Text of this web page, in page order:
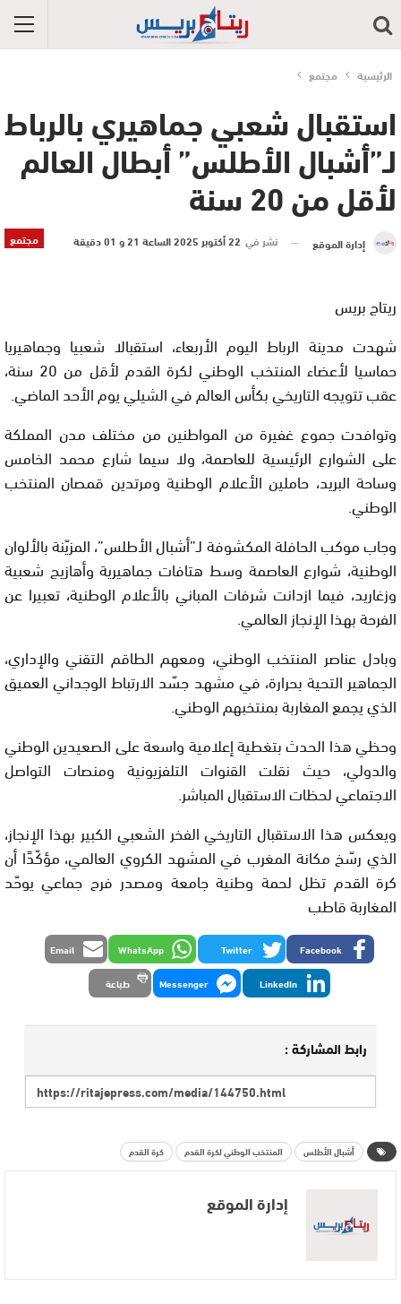
الرئيسية مجتمع
استقبال شعبي جماهيري بالرباط
لـ”أشبال الأطلس” أبطال العالم
لأقل من 20 سنة
مجتمع إدارة الموقع نشر في 22 أكتوبر 2025 الساعة 21 و 01 دقيقة
ريتاج بريس
شهدت مدينة الرباط اليوم الأربعاء، استقبالا شعبيا وجماهيريا
حماسيا لأعضاء المنتخب الوطني لكرة القدم لأقل من 20 سنة،
عقب تتويجه التاريخي بكأس العالم في الشيلي يوم الأحد الماضي.
وتوافدت جموع غفيرة من المواطنين من مختلف مدن المملكة
على الشوارع الرئيسية للعاصمة، ولا سيما شارع محمد الخامس
وساحة البريد، حاملين الأعلام الوطنية ومرتدين قمصان المنتخب
الوطني.
وجاب موكب الحافلة المكشوفة لـ”أشبال الأطلس”، المزيّنة بالألوان
الوطنية، شوارع العاصمة وسط هتافات جماهيرية وأهازيج شعبية
وزغاريد، فيما ازدانت شرفات المباني بالأعلام الوطنية، تعبيرا عن
الفرحة بهذا الإنجاز العالمي.
وبادل عناصر المنتخب الوطني، ومعهم الطاقم التقني والإداري،
الجماهير التحية بحرارة، في مشهد جسّد الارتباط الوجداني العميق
الذي يجمع المغاربة بمنتخبهم الوطني.
وحظي هذا الحدث بتغطية إعلامية واسعة على الصعيدين الوطني
والدولي، حيث نقلت القنوات التلفزيونية ومنصات التواصل
الاجتماعي لحظات الاستقبال المباشر.
ويعكس هذا الاستقبال التاريخي الفخر الشعبي الكبير بهذا الإنجاز،
الذي رسّخ مكانة المغرب في المشهد الكروي العالمي، مؤكّدًا أن
كرة القدم تظل لحمة وطنية جامعة ومصدر فرح جماعي يوحّد
المغاربة قاطب
Facebook
Twitter
WhatsApp
Email
LinkedIn
Messenger طباعة
رابط المشاركة :
أشبال الأطلس المنتخب الوطني لكرة القدم كرة القدم
إدارة الموقع